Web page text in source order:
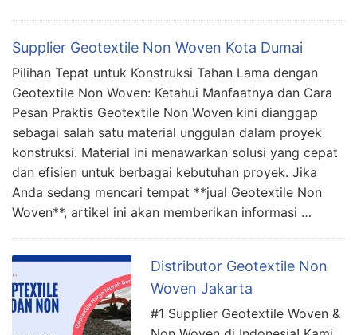
Supplier Geotextile Non Woven Kota Dumai
Pilihan Tepat untuk Konstruksi Tahan Lama dengan
Geotextile Non Woven: Ketahui Manfaatnya dan Cara
Pesan Praktis Geotextile Non Woven kini dianggap
sebagai salah satu material unggulan dalam proyek
konstruksi. Material ini menawarkan solusi yang cepat
dan efisien untuk berbagai kebutuhan proyek. Jika
Anda sedang mencari tempat **jual Geotextile Non
Woven**, artikel ini akan memberikan informasi …
Distributor Geotextile Non
Woven Jakarta
#1 Supplier Geotextile Woven &